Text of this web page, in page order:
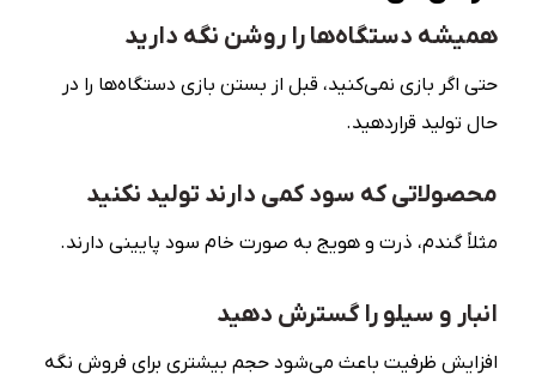
همیشه دستگاه‌ها را روشن نگه دارید
حتی اگر بازی نمی‌کنید، قبل از بستن بازی دستگاه‌ها را در
حال تولید قراردهید.
محصولاتی که سود کمی دارند تولید نکنید
مثلاً گندم، ذرت و هویج به صورت خام سود پایینی دارند.
انبار و سیلو را گسترش دهید
افزایش ظرفیت باعث می‌شود حجم بیشتری برای فروش نگه